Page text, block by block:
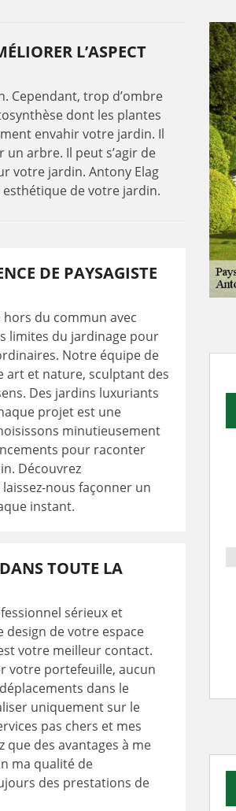
L’ASPECT
Cependant, trop d’ombre
dont les plantes
envahir votre jardin. Il
arbre. Il peut s’agir de
votre jardin. Antony Elag
esthétique de votre jardin.
DE PAYSAGISTE
hors du commun avec
limites du jardinage pour
Notre équipe de
art et nature, sculptant des
Des jardins luxuriants
projet est une
minutieusement
pour raconter
Découvrez
nous façonner un
instant.
TOUTE LA
sérieux et
de votre espace
votre meilleur contact.
votre portefeuille, aucun
dans le
uniquement sur le
pas chers et mes
que des avantages à me
ma qualité de
des prestations de